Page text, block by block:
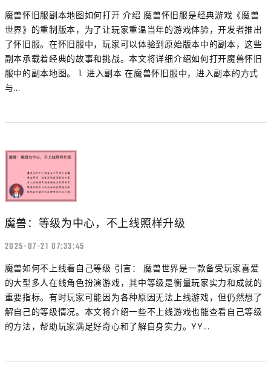
魔兽怀旧服副本地图如何打开 介绍 魔兽怀旧服是经典游戏《魔兽
世界》的重制版本，为了让玩家重温当年的游戏体验，开发者推出
了怀旧服。在怀旧服中，玩家可以体验到原始版本中的副本，这些
副本承载着经典的故事和挑战。本文将详细介绍如何打开魔兽怀旧
服中的副本地图。 1. 进入副本 在魔兽怀旧服中，进入副本的方式
与...
魔兽：等级为中心，不上线照样升级
2025-07-21 07:33:45
魔兽如何不上线看自己等级 引言： 魔兽世界是一款备受玩家喜爱
的大型多人在线角色扮演游戏，其中等级是衡量玩家实力和成就的
重要指标。有时玩家可能因为各种原因无法上线游戏，但仍然想了
解自己的等级情况。本文将介绍一些不上线游戏也能查看自己等级
的方法，帮助玩家满足好奇心和了解自身实力。YY...